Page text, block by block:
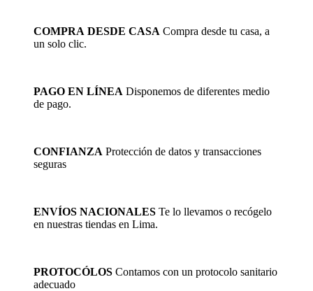
COMPRA DESDE CASA Compra desde tu casa, a
un solo clic.
PAGO EN LÍNEA Disponemos de diferentes medio
de pago.
CONFIANZA Protección de datos y transacciones
seguras
ENVÍOS NACIONALES Te lo llevamos o recógelo
en nuestras tiendas en Lima.
PROTOCÓLOS Contamos con un protocolo sanitario
adecuado